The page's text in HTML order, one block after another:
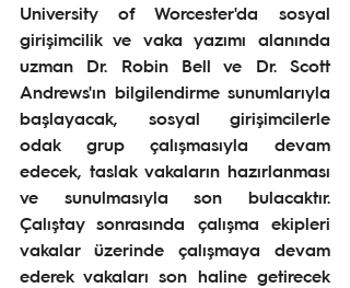
University of Worcester'da sosyal
girişimcilik ve vaka yazımı alanında
uzman Dr. Robin Bell ve Dr. Scott
Andrews'ın bilgilendirme sunumlarıyla
başlayacak, sosyal girişimcilerle
odak grup çalışmasıyla devam
edecek, taslak vakaların hazırlanması
ve sunulmasıyla son bulacaktır.
Çalıştay sonrasında çalışma ekipleri
vakalar üzerinde çalışmaya devam
ederek vakaları son haline getirecek